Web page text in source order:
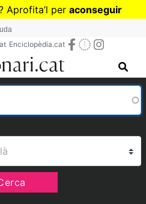
Vés
contingut
Aprofita’l per aconseguir
o Secundària
Enciclopèdia.cat